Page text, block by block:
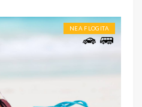
NEA FLOGITA